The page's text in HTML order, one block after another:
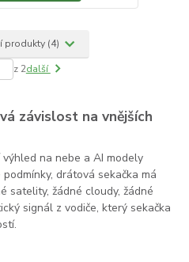
produkty (4)
z 2další
závislost na vnějších
na nebe a AI modely
drátová sekačka má
satelity, žádné cloudy, žádné
signál z vodiče, který sekačka